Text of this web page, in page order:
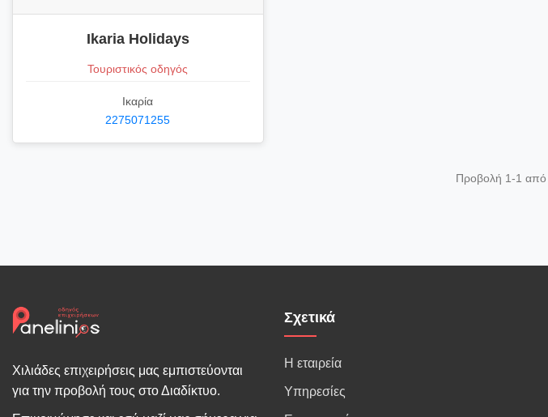
Ikaria Holidays
Τουριστικός οδηγός
Ικαρία
2275071255
Προβολή 1-1 από
Χιλιάδες επιχειρήσεις μας εμπιστεύονται
για την προβολή τους στο Διαδίκτυο.
Σχετικά
Η εταιρεία
Υπηρεσίες